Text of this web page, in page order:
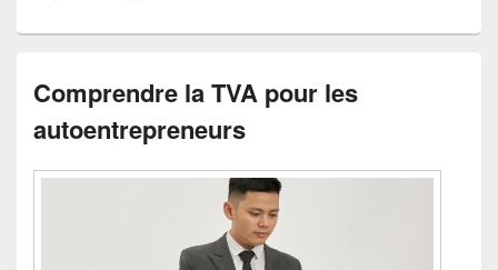
Comprendre la TVA pour les
autoentrepreneurs